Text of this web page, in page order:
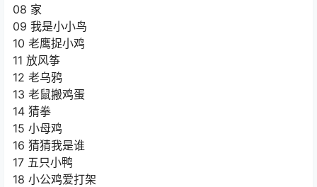
08 家
09 我是小小鸟
10 老鹰捉小鸡
11 放风筝
12 老乌鸦
13 老鼠搬鸡蛋
14 猜拳
15 小母鸡
16 猜猜我是谁
17 五只小鸭
18 小公鸡爱打架